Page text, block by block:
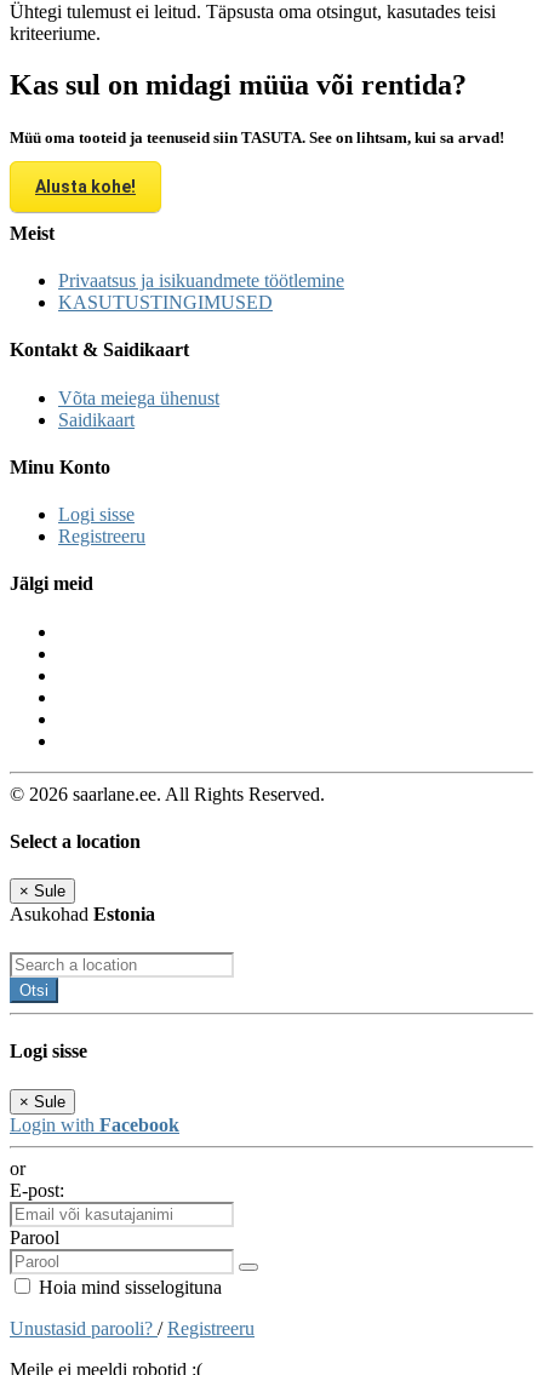
Ühtegi tulemust ei leitud. Täpsusta oma otsingut, kasutades teisi
kriteeriume.
Kas sul on midagi müüa või rentida?
Müü oma tooteid ja teenuseid siin TASUTA. See on lihtsam, kui sa arvad!
Alusta kohe!
Meist
Privaatsus ja isikuandmete töötlemine
KASUTUSTINGIMUSED
Kontakt & Saidikaart
Võta meiega ühenust
Saidikaart
Minu Konto
Logi sisse
Registreeru
Jälgi meid
© 2026 saarlane.ee. All Rights Reserved.
Select a location
× Sule
Asukohad Estonia
Otsi
Logi sisse
× Sule
Login with Facebook
or
E-post:
Parool
Hoia mind sisselogituna
Unustasid parooli? /Registreeru
Meile ei meeldi robotid :(